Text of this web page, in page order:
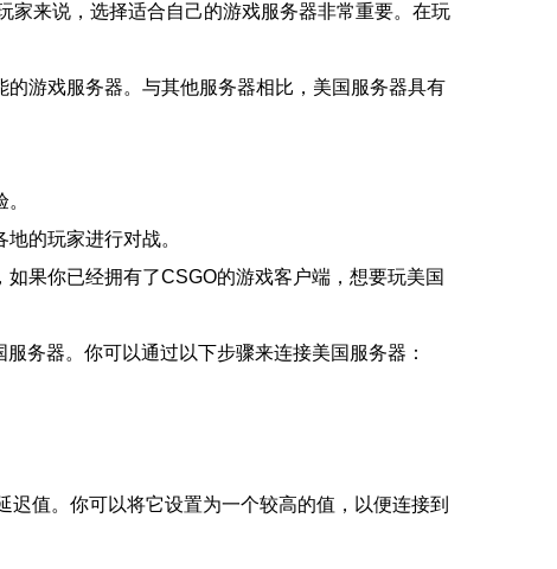
家来说，选择适合自己的游戏服务器非常重要。在玩
游戏服务器。与其他服务器相比，美国服务器具有
的玩家进行对战。
果你已经拥有了CSGO的游戏客户端，想要玩美国
务器。你可以通过以下步骤来连接美国服务器：
值。你可以将它设置为一个较高的值，以便连接到